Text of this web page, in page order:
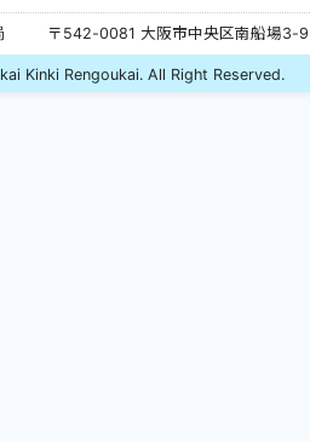
〒542-0081 大阪市中央区南船場3-
Kinki Rengoukai. All Right Reserved.